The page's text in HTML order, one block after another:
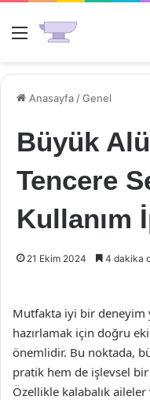
Menü
Anasayfa /Genel
Büyük
Tencere
Kullanım
21 Ekim 2024 4 dakika
Mutfakta iyi bir deneyim
hazırlamak için doğru
önemlidir. Bu noktada,
pratik hem de işlevsel bir
Özellikle kalabalık